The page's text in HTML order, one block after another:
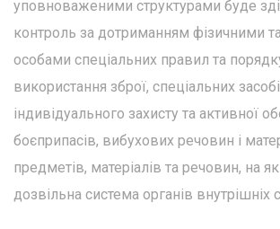
уповноваженими структурами буде
контроль за дотриманням фізичними
особами спеціальних правил та
використання зброї, спеціальних
індивідуального захисту та активної
боєприпасів, вибухових речовин і
предметів, матеріалів та речовин, на
дозвільна система органів внутрішніх